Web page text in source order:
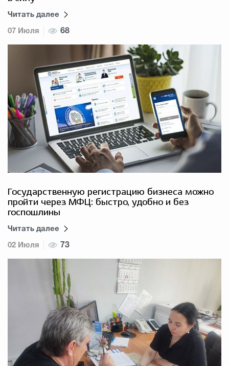
Читать далее
07 Июля 68
Государственную регистрацию бизнеса можно
пройти через МФЦ: быстро, удобно и без
госпошлины
Читать далее
02 Июля 73